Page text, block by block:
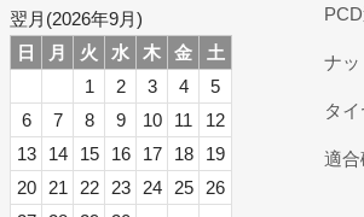
ナッ
タ
適合
翌月(2026年9月)
日
月 火 水 木 金
土
1
2 3 4
5
6
7 8 9 10 11
12
13
14 15 16 17 18
19
20
21 22 23 24 25
26